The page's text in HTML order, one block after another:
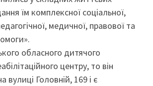
їм комплексної соціальної,
медичної, правової та
обласного дитячого
центру, то він
вулиці Головній, 169 і є